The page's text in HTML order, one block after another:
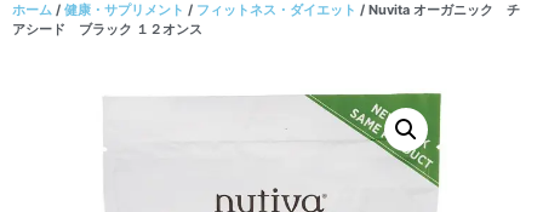
ホーム / 健康・サプリメント / フィットネス・ダイエット / Nuvita オーガニック チ
アシード ブラック １２オンス